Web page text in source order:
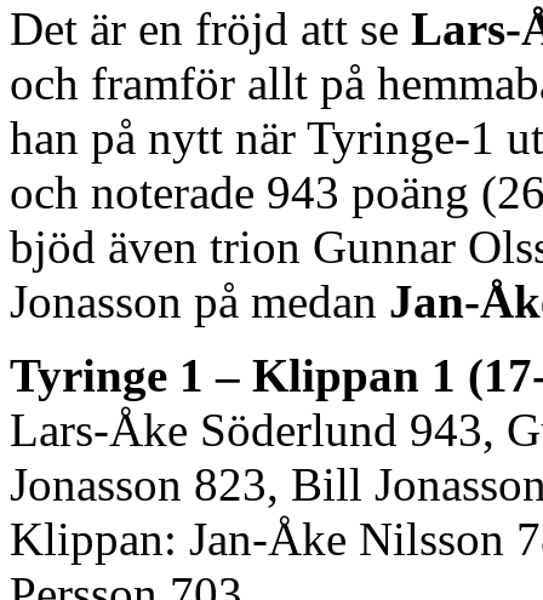
Det är en fröjd att se Lars-
och framför allt på
han på nytt när Tyringe-1
och noterade 943 poäng
bjöd även trion Gunnar
Jonasson på medan Jan-
Tyringe 1 – Klippan 1
Lars-Åke Söderlund 943,
Jonasson 823, Bill
Klippan: Jan-Åke Nilsson